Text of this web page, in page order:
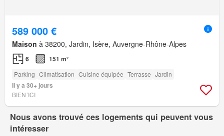
589 000 €
Maison à 38200, Jardin, Isère, Auvergne-Rhône-Alpes
6 151 m²
Parking Climatisation Cuisine équipée Terrasse Jardin
Il y a 30+ jours
BIEN´ICI
Nous avons trouvé ces logements qui peuvent vous
intéresser